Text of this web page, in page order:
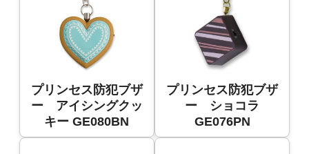
プリンセス防犯ブザ
ー アイシングクッ
キー GE080BN
プリンセス防犯ブザ
ー ショコラ
GE076PN